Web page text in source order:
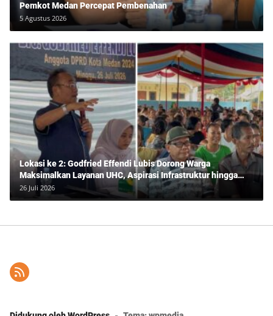
Pemkot Medan Percepat Pembenahan
5 Agustus 2026
Lokasi ke 2: Godfried Effendi Lubis Dorong Warga
Maksimalkan Layanan UHC, Aspirasi Infrastruktur hingga
Pendidikan Mengemuka dalam Reses Medan Amplas
26 Juli 2026